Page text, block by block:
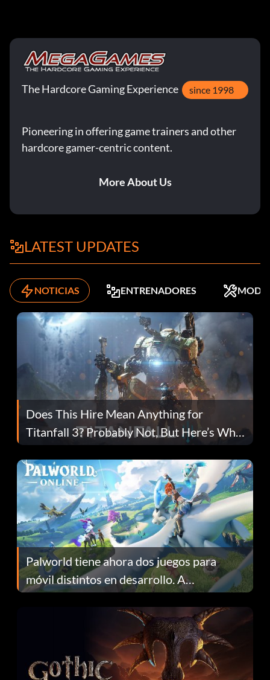
The Hardcore Gaming Experience since 1998
Pioneering in offering game trainers and other
hardcore gamer-centric content.
More About Us
LATEST UPDATES
NOTICIAS ENTRENADORES MODS
Does This Hire Mean Anything for
Titanfall 3? Probably Not, But Here’s Why
Fans Are Hopeful
Palworld tiene ahora dos juegos para
móvil distintos en desarrollo. A
continuación te explicamos por qué.